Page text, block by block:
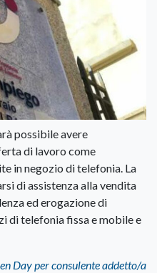
possibile avere
di lavoro come
in negozio di telefonia. La
di assistenza alla vendita
ed erogazione di
di telefonia fissa e mobile e
Day per consulente addetto/a